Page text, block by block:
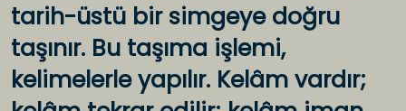
tarih-üstü bir simgeye doğru
taşınır. Bu taşıma işlemi,
kelimelerle yapılır. Kelâm vardır;